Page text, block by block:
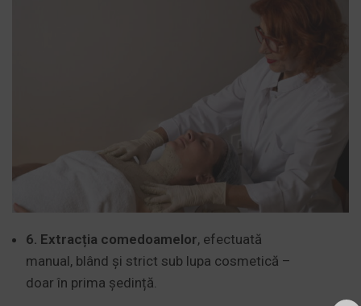
6. Extracția comedoamelor, efectuată
manual, blând și strict sub lupa cosmetică –
doar în prima ședință.